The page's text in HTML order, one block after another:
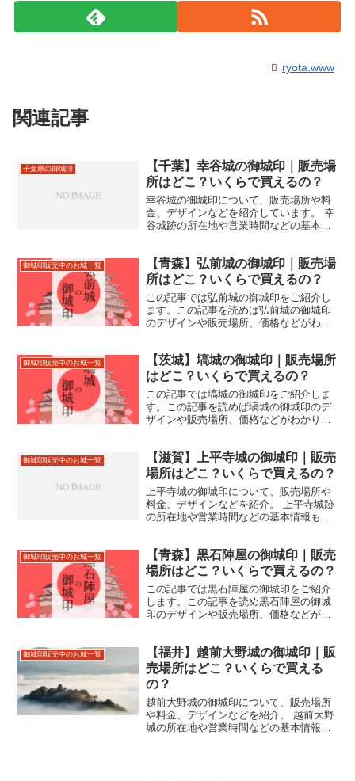
ryota.www
関連記事
千葉県の御城印
【千葉】幸谷城の御城印｜販売場
所はどこ？いくらで買えるの？
幸谷城の御城印について、販売場所や料
金、デザインなどを紹介しています。 幸
谷城跡の所在地や営業時間などの基本情
御城印販売中のお城一覧
【青森】弘前城の御城印｜販売場
所はどこ？いくらで買えるの？
この記事では弘前城の御城印をご紹介し
ます。この記事を読めば弘前城の御城印
のデザインや販売場所、価格などがわか
にお役立てください。
御城印販売中のお城一覧
【茨城】塙城の御城印｜販売場所
はどこ？いくらで買えるの？
この記事では塙城の御城印をご紹介しま
す。この記事を読めば塙城の御城印のデ
ザインや販売場所、価格などがわかりま
立てください。
御城印販売中のお城一覧
【滋賀】上平寺城の御城印｜販売
場所はどこ？いくらで買えるの？
上平寺城の御城印について、販売場所や
料金、デザインなどを紹介。 上平寺城跡
の所在地や営業時間などの基本情報も合
御城印販売中のお城一覧
【青森】黒石陣屋の御城印｜販売
場所はどこ？いくらで買えるの？
この記事では黒石陣屋の御城印をご紹介
します。この記事を読め黒石陣屋の御城
印のデザインや販売場所、価格などがわ
の際にお役立てください。
御城印販売中のお城一覧
【福井】越前大野城の御城印｜販
売場所はどこ？いくらで買える
の？
越前大野城の御城印について、販売場所
や料金、デザインなどを紹介。 越前大野
城の所在地や営業時間などの基本情報も